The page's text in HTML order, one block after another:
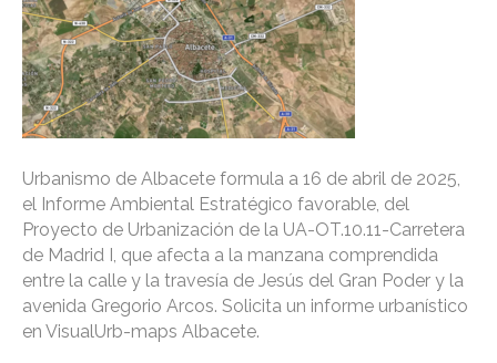
Urbanismo de Albacete formula a 16 de abril de 2025,
el Informe Ambiental Estratégico favorable, del
Proyecto de Urbanización de la UA-OT.10.11-Carretera
de Madrid I, que afecta a la manzana comprendida
entre la calle y la travesía de Jesús del Gran Poder y la
avenida Gregorio Arcos. Solicita un informe urbanístico
en VisualUrb-maps Albacete.